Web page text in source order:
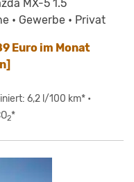
MX-5 1.5
• Gewerbe • Privat
Euro im Monat
6,2 l/100 km* •
2*